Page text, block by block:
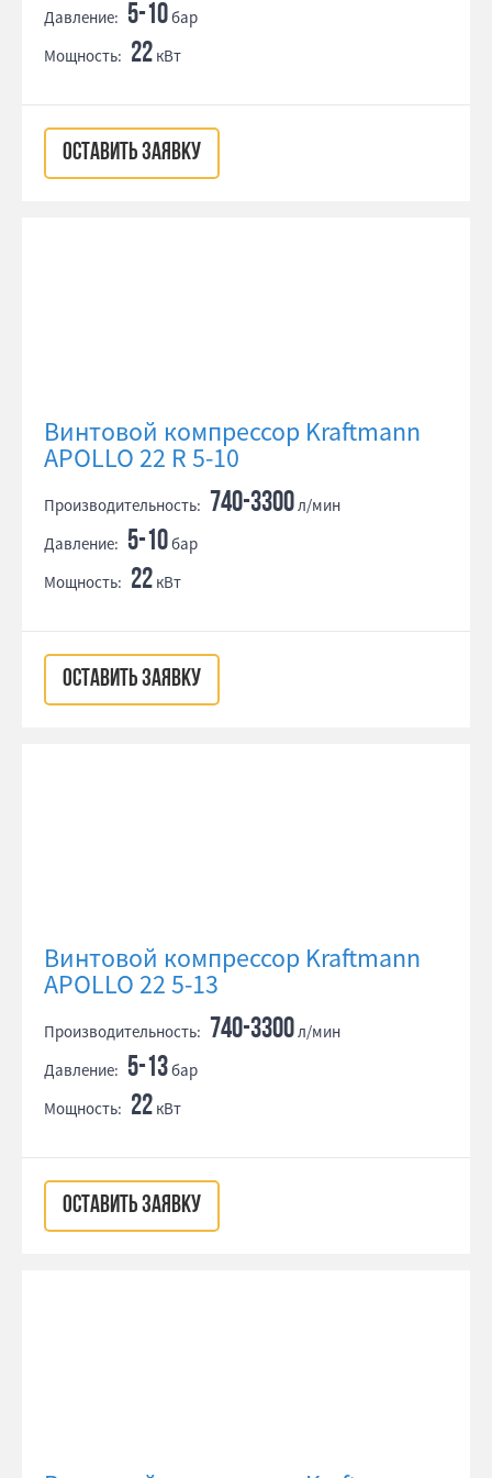
Давление: 5-10бар
Мощность: 22 кВт
ОСТАВИТЬ ЗАЯВКУ
Винтовой компрессор Kraftmann
APOLLO 22 R 5-10
Производительность: 740-3300л/мин
Давление: 5-10бар
Мощность: 22 кВт
ОСТАВИТЬ ЗАЯВКУ
Винтовой компрессор Kraftmann
APOLLO 22 5-13
Производительность: 740-3300л/мин
Давление: 5-13бар
Мощность: 22 кВт
ОСТАВИТЬ ЗАЯВКУ